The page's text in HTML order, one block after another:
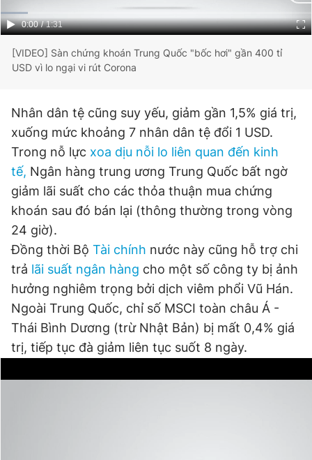
Giấy phép xuất bản số 110/GP - BTTTT cấp ngày 24.3.2020
© 2003-2026 Bản quyền thuộc về Báo Thanh Niên. Cấm sao
bản. Phát triển bởi ePi Technologies, JSC.
Current
0:00 / Duration
1:31
[VIDEO] Sàn chứng khoán Trung Quốc "bốc hơi" gần 400 tỉ
USD vì lo ngại vi rút Corona
Nhân dân tệ cũng suy yếu, giảm gần 1,5% giá trị,
xuống mức khoảng 7 nhân dân tệ đổi 1 USD.
Trong nỗ lực xoa dịu nỗi lo liên quan đến kinh
tế, Ngân hàng trung ương Trung Quốc bất ngờ
giảm lãi suất cho các thỏa thuận mua chứng
khoán sau đó bán lại (thông thường trong vòng
24 giờ).
Đồng thời Bộ Tài chính nước này cũng hỗ trợ chi
trả lãi suất ngân hàng cho một số công ty bị ảnh
hưởng nghiêm trọng bởi dịch viêm phổi Vũ Hán.
Ngoài Trung Quốc, chỉ số MSCI toàn châu Á -
Thái Bình Dương (trừ Nhật Bản) bị mất 0,4% giá
trị, tiếp tục đà giảm liên tục suốt 8 ngày.